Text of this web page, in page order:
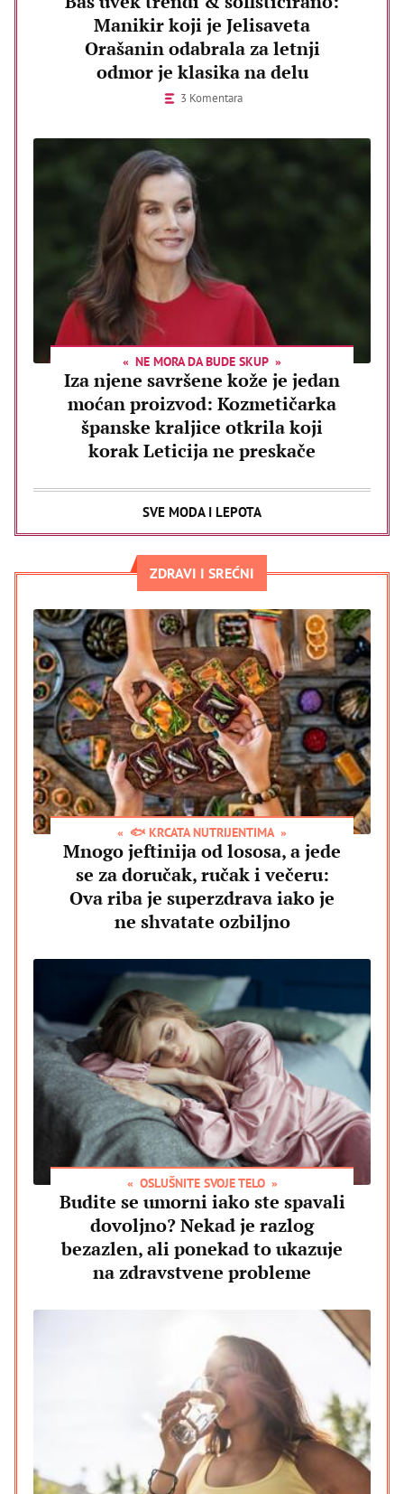
Manikir koji je Jelisaveta
Orašanin odabrala za letnji
odmor je klasika na delu
3 Komentara
NE MORA DA BUDE SKUP
Iza njene savršene kože je jedan
moćan proizvod: Kozmetičarka
španske kraljice otkrila koji
korak Leticija ne preskače
SVE MODA I LEPOTA
ZDRAVI I SREĆNI
🐟 KRCATA NUTRIJENTIMA
Mnogo jeftinija od lososa, a jede
se za doručak, ručak i večeru:
Ova riba je superzdrava iako je
ne shvatate ozbiljno
OSLUŠNITE SVOJE TELO
Budite se umorni iako ste spavali
dovoljno? Nekad je razlog
bezazlen, ali ponekad to ukazuje
na zdravstvene probleme